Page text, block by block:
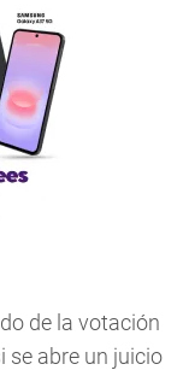
de la votación
se abre un juicio